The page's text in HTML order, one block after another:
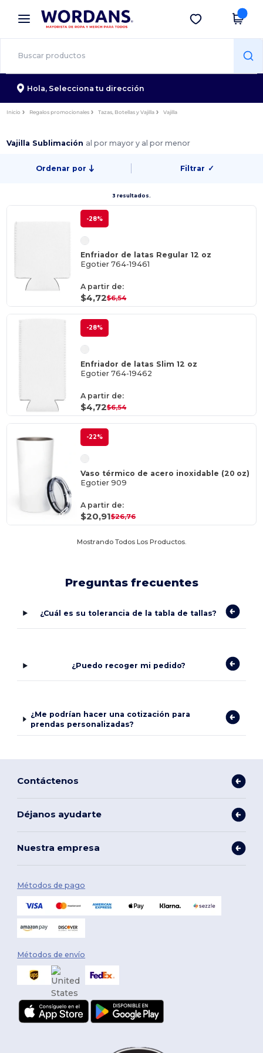
× App de Wordans
¡Mejores precios en app!
Descargar app
Hola, Selecciona tu dirección
Inicio Regalos promocionales Tazas, Botellas y Vajilla Vajilla
Vajilla Sublimación al por mayor y al por menor
Ordenar por Filtrar ✓
3 resultados.
-28%
Enfriador de latas Regular 12 oz
Egotier 764-19461
A partir de:
$4,72$6,54
-28%
Enfriador de latas Slim 12 oz
Egotier 764-19462
A partir de:
$4,72$6,54
-22%
Vaso térmico de acero inoxidable (20 oz)
Egotier 909
A partir de:
$20,91$26,76
Mostrando Todos Los Productos.
Preguntas frecuentes
¿Cuál es su tolerancia de la tabla de tallas?
¿Puedo recoger mi pedido?
¿Me podrían hacer una cotización para
prendas personalizadas?
Contáctenos
Déjanos ayudarte
Nuestra empresa
Métodos de pago
Métodos de envío